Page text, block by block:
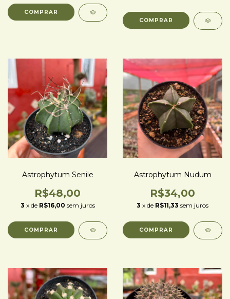
Astrophytum Senile
R$48,00
3 x de R$16,00 sem juros
Astrophytum Nudum
R$34,00
3 x de R$11,33 sem juros